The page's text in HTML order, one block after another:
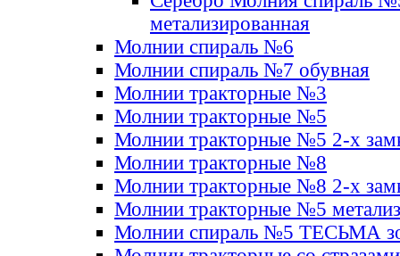
метализированная
Молнии спираль №6
Молнии спираль №7 обувная
Молнии тракторные №3
Молнии тракторные №5
Молнии тракторные №5 2-х
Молнии тракторные №8
Молнии тракторные №8 2-х
Молнии тракторные №5
Молнии спираль №5 ТЕСЬМА